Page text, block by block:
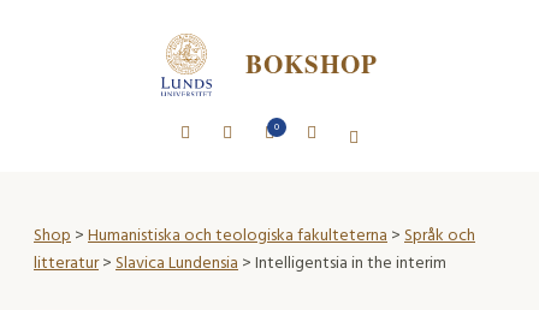
BOKSHOP
0
Shop>Humanistiska och teologiska fakulteterna>Språk och
litteratur>Slavica Lundensia> Intelligentsia in the interim